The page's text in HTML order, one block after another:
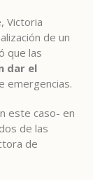
Victoria
de un
que las
dar el
emergencias.
este caso- en
de las
de